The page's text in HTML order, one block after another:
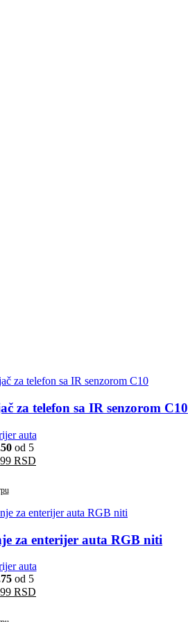
za telefon sa IR senzorom C10
auta
od 5
RSD.
RSD
za enterijer auta RGB niti
auta
od 5
RSD